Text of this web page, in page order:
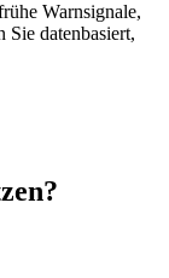
Warnsignale,
datenbasiert,